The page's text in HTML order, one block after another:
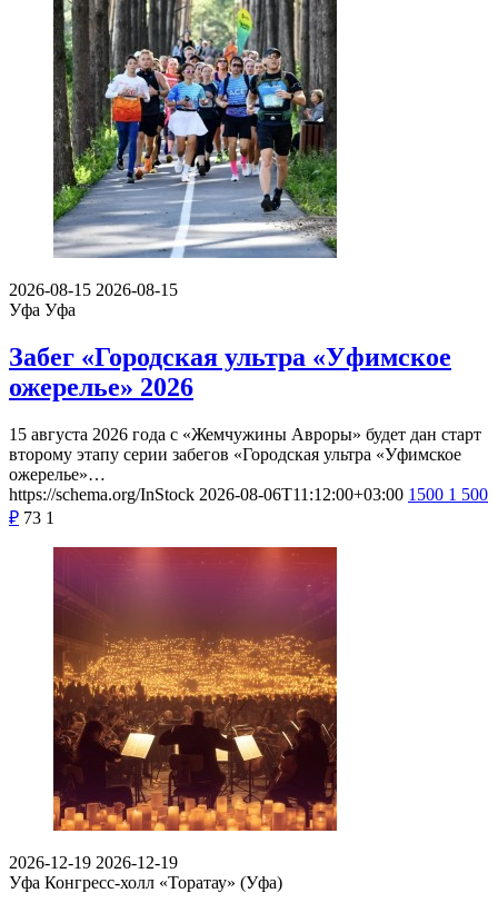
2026-08-15 2026-08-15
Уфа Уфа
Забег «Городская ультра «Уфимское
ожерелье» 2026
15 августа 2026 года с «Жемчужины Авроры» будет дан старт
второму этапу серии забегов «Городская ультра «Уфимское
ожерелье»…
https://schema.org/InStock 2026-08-06T11:12:00+03:00 1500 1 500
₽ 73 1
2026-12-19 2026-12-19
Уфа Конгресс-холл «Торатау» (Уфа)